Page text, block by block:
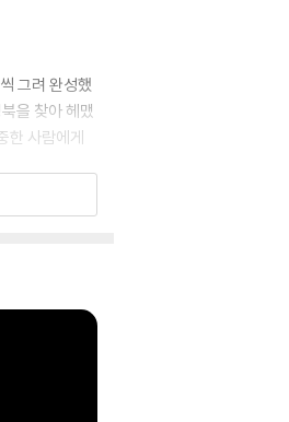
그려 완성했
을 찾아 헤맸
한 사람에게